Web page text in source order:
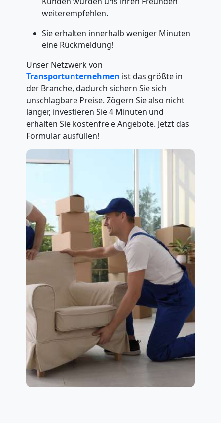
weiterempfehlen.
Sie erhalten innerhalb weniger Minuten
eine Rückmeldung!
Unser Netzwerk von
Transportunternehmen ist das größte in
der Branche, dadurch sichern Sie sich
unschlagbare Preise. Zögern Sie also nicht
länger, investieren Sie 4 Minuten und
erhalten Sie kostenfreie Angebote. Jetzt das
Formular ausfüllen!